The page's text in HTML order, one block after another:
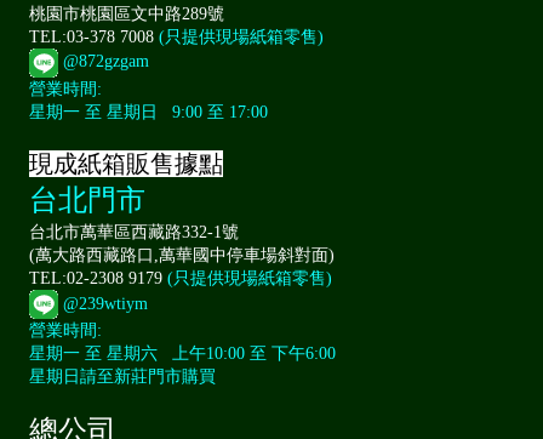
桃園市桃園區文中路289號
TEL:03-378 7008 (只提供現場紙箱零售)
@872gzgam
營業時間:
星期一 至 星期日 9:00 至 17:00
現成紙箱販售據點
台北門市
台北市萬華區西藏路332-1號
(萬大路西藏路口,萬華國中停車場斜對面)
TEL:02-2308 9179 (只提供現場紙箱零售)
@239wtiym
營業時間:
星期一 至 星期六 上午10:00 至 下午6:00
星期日請至新莊門市購買
總公司